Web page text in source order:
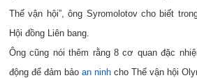
Thế vận hội”, ông Syromolotov cho biết
Hội đồng Liên bang.
Ông cũng nói thêm rằng 8 cơ quan đặc
động để đảm bảo an ninh cho Thế vận hội